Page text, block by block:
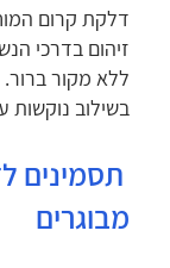
דלקת קרום
זיהום בדרכי
ללא מקור ברור.
בשילוב נוקשות
תסמינים
מבוגרים